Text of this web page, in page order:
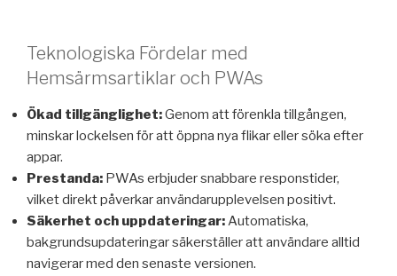
Teknologiska Fördelar med
Hemsärmsartiklar och PWAs
Ökad tillgänglighet:Genom att förenkla tillgången,
minskar lockelsen för att öppna nya flikar eller söka efter
appar.
Prestanda: PWAs erbjuder snabbare responstider,
vilket direkt påverkar användarupplevelsen positivt.
Säkerhet och uppdateringar:Automatiska,
bakgrundsupdateringar säkerställer att användare alltid
navigerar med den senaste versionen.